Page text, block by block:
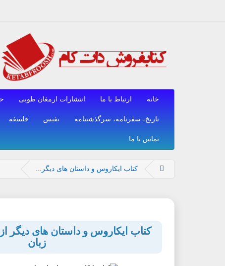
خانه ارتباط با ما انتشارات ارمغان طوبی
تاریخ، سفرنامه، سرگذشتنامه نفیس فلسفه
تماس با ما
کتاب ایکاروس و داستان های دیگر...
کتاب ایکاروس و داستان های دیگر
زبان